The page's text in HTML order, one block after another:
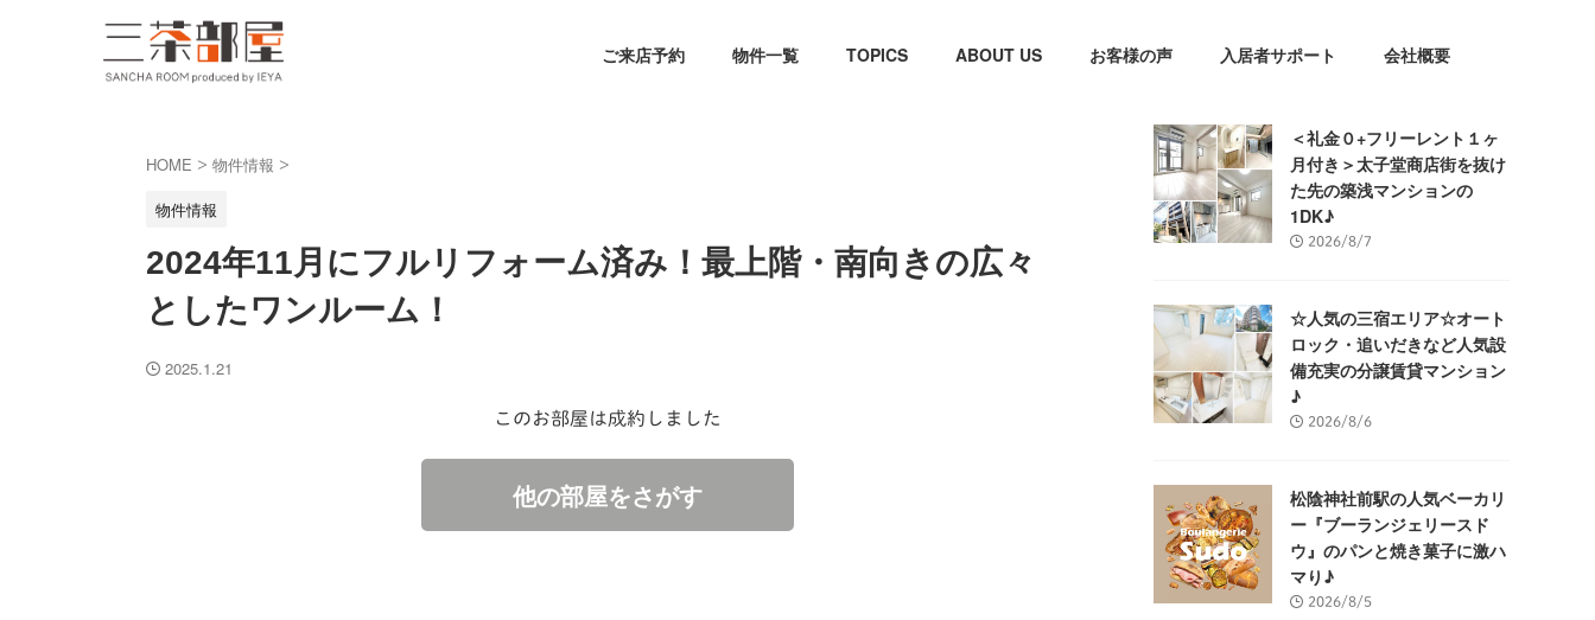
ご来店予約 物件一覧 TOPICS ABOUT US お客様の声 入居者サポート 会社概要
HOME > 物件情報 >
物件情報
2024年11月にフルリフォーム済み！最上階・南向きの広々
としたワンルーム！
2025.1.21
このお部屋は成約しました
他の部屋をさがす
＜礼金０+フリーレント１ヶ
月付き＞太子堂商店街を抜け
た先の築浅マンションの
1DK♪
2026/8/7
☆人気の三宿エリア☆オート
ロック・追いだきなど人気設
備充実の分譲賃貸マンション
♪
2026/8/6
松陰神社前駅の人気ベーカリ
ー『ブーランジェリースド
ウ』のパンと焼き菓子に激ハ
マり♪
2026/8/5